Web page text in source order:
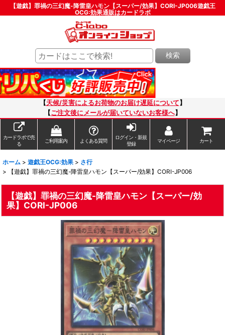
【遊戯】罪禍の三幻魔-降雷皇ハモン【スーパー/効果】CORI-JP006遊戯王
OCG:効果通販はカードラボ
検索
【天候/災害によるお荷物のお届け遅延について 】
【ご注文後にメールが届いていないお客様へ】
カードラボで売
る
ご利用案内 よくある質問
ログイン・新規
登録
マイページ カート
ホーム > 遊戯王OCG:効果 > さ行
>
【遊戯】罪禍の三幻魔-降雷皇ハモン【スーパー/効果】CORI-JP006
【遊戯】罪禍の三幻魔-降雷皇ハモン【スーパー/効
果】CORI-JP006